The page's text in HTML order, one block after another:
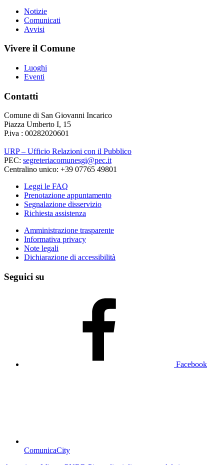
Notizie
Comunicati
Avvisi
Vivere il Comune
Luoghi
Eventi
Contatti
Comune di San Giovanni Incarico
Piazza Umberto I, 15
P.iva : 00282020601
URP – Ufficio Relazioni con il Pubblico
PEC: segreteriacomunesgi@pec.it
Centralino unico: +39 07765 49801
Leggi le FAQ
Prenotazione appuntamento
Segnalazione disservizio
Richiesta assistenza
Amministrazione trasparente
Informativa privacy
Note legali
Dichiarazione di accessibilità
Seguici su
Facebook
ComunicaCity